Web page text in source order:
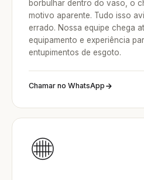
borbulhar dentro do vaso, o
motivo aparente. Tudo isso
errado. Nossa equipe chega
equipamento e experiência
entupimentos de esgoto.
Chamar no WhatsApp